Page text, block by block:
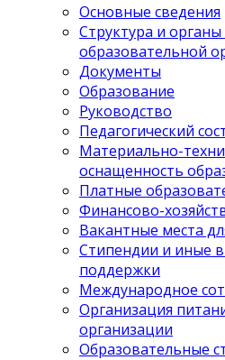
Основные сведения
Структура и
образовательной
Документы
Образование
Руководство
Педагогический
Материально-
оснащенность
Платные
Финансово-
Вакантные места
Стипендии и иные
поддержки
Международное
Организация
организации
Образовательные